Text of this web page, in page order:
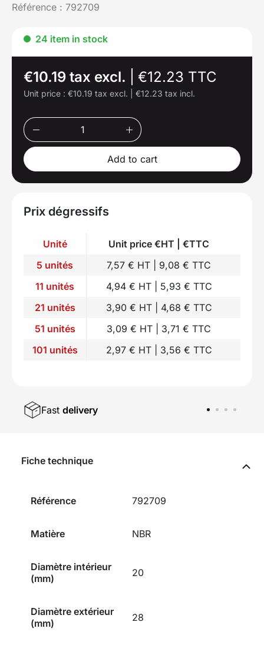
Référence : 792709
24 item in stock
€10.19 tax excl. €12.23 TTC
Unit price : €10.19 tax excl. €12.23 tax incl.
Add to cart
Prix dégressifs
Unité
Unit price €HT | €TTC
5 unités
7,57 € HT | 9,08 € TTC
11 unités
4,94 € HT | 5,93 € TTC
21 unités
3,90 € HT | 4,68 € TTC
51 unités
3,09 € HT | 3,71 € TTC
101 unités
2,97 € HT | 3,56 € TTC
Fast delivery
Fiche technique
Référence 792709
Matière NBR
Diamètre intérieur
(mm)
20
Diamètre extérieur
(mm)
28